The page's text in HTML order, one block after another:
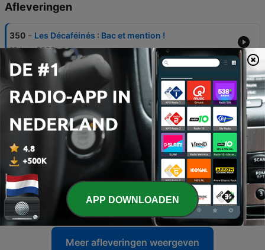
Afleveringen
350 - Les Décaféinés : Bac et mention !
10 jun. 2026
349 - Les Décaféinés Nouvelle radio " France pervers "
Les Décaféinés : Guerre FM
09 apr. 2026
347 - Les Décaféinés : Flemme FM, on verra demain
25 mrt. 2026
346 - Les Décaféinés : Radio municipales indécises
10 mrt. 2026
Meer afleveringen weergeven
APP DOWNLOADEN